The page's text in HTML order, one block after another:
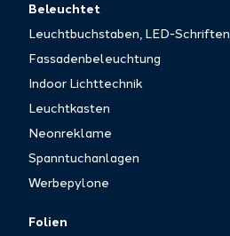
Beleuchtet
Leuchtbuchstaben, LED-Schriften
Fassadenbeleuchtung
Indoor Lichttechnik
Leuchtkasten
Neonreklame
Spanntuchanlagen
Werbepylone
Folien